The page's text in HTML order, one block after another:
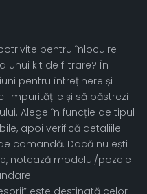
pentru înlocuire
kit de filtrare? În
pentru întreținere și
impuritățile și să păstrezi
Alege în funcție de tipul
apoi verifică detaliile
comandă. Dacă nu ești
notează modelul/pozele
este destinată celor